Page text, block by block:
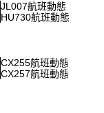
JL007航班動態
HU730航班動態
CX255航班動態
CX257航班動態